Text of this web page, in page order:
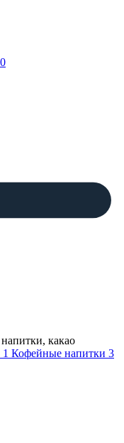
0
какао
1 Кофейные напитки 3